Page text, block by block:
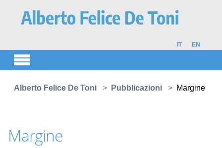
IT EN
Alberto Felice De Toni
Pubblicazioni Margine
Margine